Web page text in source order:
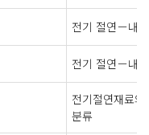
전기 절연－내
전기 절연－내
전기절연재료
분류